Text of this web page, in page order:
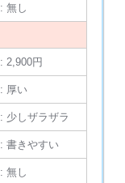
: 無し
: 2,900円
: 厚い
: 少しザラザラ
: 書きやすい
: 無し